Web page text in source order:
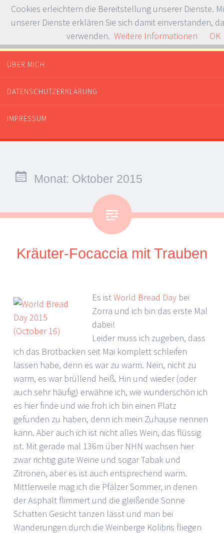
Whataboutdessert.com
SPRINGE ZUM INHALT
ÜBER MICH
DATENSCHUTZERKLÄRUNG
IMPRESSUM
Monat: Oktober 2015
Kräuter-Focaccia mit Trauben
Es istWorld Bread Day bei
Zorra und ich bin das erste Mal
dabei!
Leider muss ich zugeben, dass
ich das Brotbacken seit Mai komplett schleifen
lassen habe, denn es war zu warm. Nein, nicht zu
warm, es war brüllend heiß. Hin und wieder (oder
auch sehr häufig) erwähne ich, wie wunderschön ich
es hier finde und wie froh ich bin einen Platz
gefunden zu haben, denn ich mein Zuhause nennen
kann. Aber auch ich ist nicht alles Wein, das flüssig
ist. Mit gerade mal 136m über NHN wachsen hier
zwar richtig gute Weine und sogar Tabak und
Zitronen, aber es ist auch entsprechend warm.
Mittlerweile mag ich die Pfälzer Sommer, in denen
der Asphalt flimmert und die gleißende Sonne
Schatten Gesicht tanzen lässt und man bei
Wanderungen durch die Weinberge Kolibris fliegen
Cookies erleichtern die Bereitstellung unserer Dienste.
unserer Dienste erklären Sie sich damit einverstanden,
verwenden. Weitere Informationen OK